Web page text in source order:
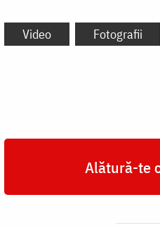
Video Fotografii
Alătură-te